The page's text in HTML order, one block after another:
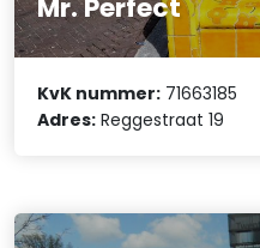
KvK nummer: 71663185
Adres: Reggestraat 19